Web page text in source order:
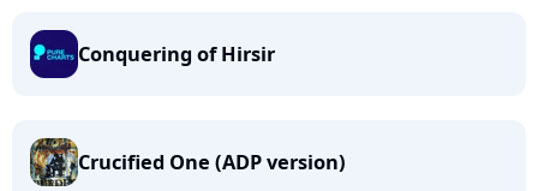
Conquering of Hirsir
Crucified One (ADP version)